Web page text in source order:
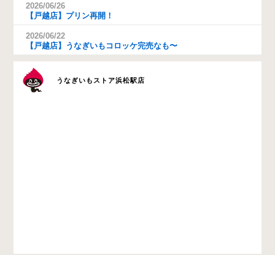
2026/06/26
【戸越店】プリン再開！
2026/06/22
【戸越店】うなぎいもコロッケ完売なも〜
うなぎいもストア浜松駅店